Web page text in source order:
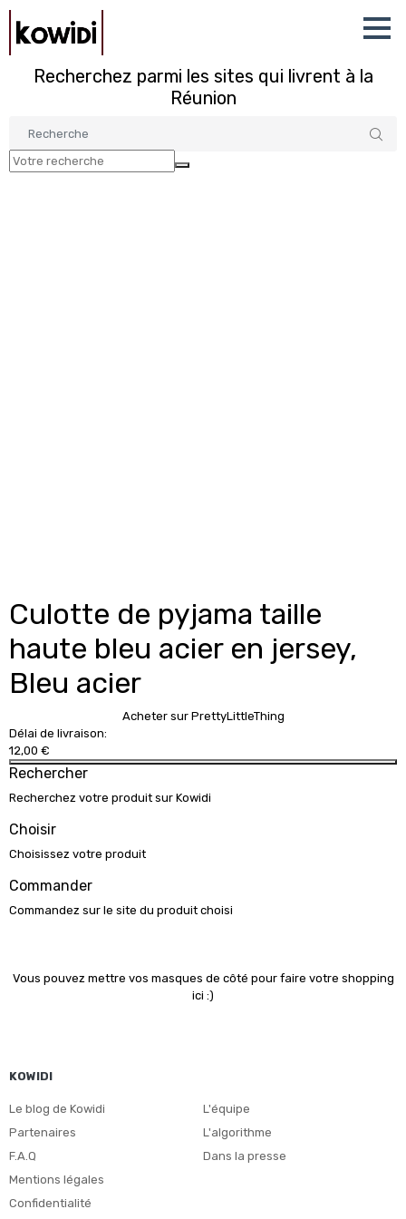
Recherchez parmi les sites qui livrent à la
Réunion
Culotte de pyjama taille
haute bleu acier en jersey,
Bleu acier
Acheter sur PrettyLittleThing
Délai de livraison:
12,00 €
Rechercher
Recherchez votre produit sur Kowidi
Choisir
Choisissez votre produit
Commander
Commandez sur le site du produit choisi
Vous pouvez mettre vos masques de côté pour faire votre shopping
ici :)
KOWIDI
Le blog de Kowidi
Partenaires
F.A.Q
Mentions légales
Confidentialité
L'équipe
L'algorithme
Dans la presse